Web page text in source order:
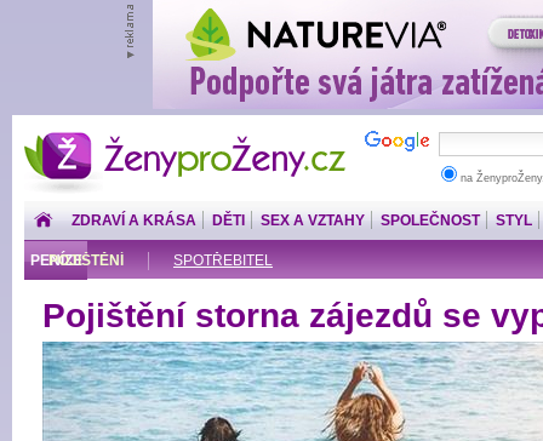
ŽenyproŽeny.cz
na
ZDRAVÍ A KRÁSA DĚTI SEX A VZTAHY SPOLEČNOST STYL
PENÍZE
POJIŠTĚNÍ SPOTŘEBITEL
Pojištění storna zájezdů se